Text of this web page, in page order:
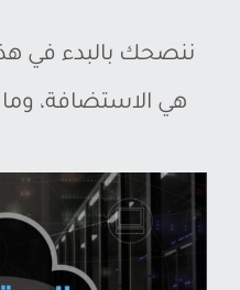
ننصحك بالبدء في
هي الاستضافة،